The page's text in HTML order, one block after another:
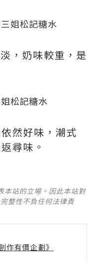
，奶味較重，是
然好味，潮式
尋味。
本站的立場。因此本站對
整性不負任何法律責
作有價企劃》